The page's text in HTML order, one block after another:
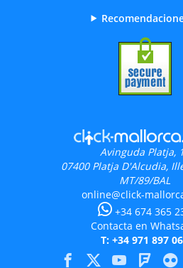
Avinguda Platja,
07400 Platja D'Alcudia,
MT/89/BAL
online@click-
+34 674 365
Contacta en
T: +34 971 897